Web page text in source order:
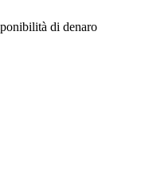
di denaro